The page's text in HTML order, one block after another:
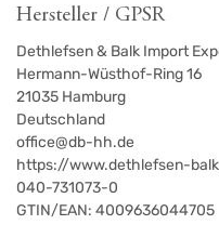
Hersteller / GPSR
Dethlefsen & Balk Import
Hermann-Wüsthof-Ring 16
21035 Hamburg
Deutschland
office@db-hh.de
https://www.dethlefsen-
040-731073-0
GTIN/EAN: 4009636044705